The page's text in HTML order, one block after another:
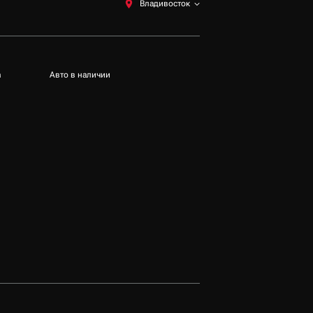
Владивосток
Авто в наличии